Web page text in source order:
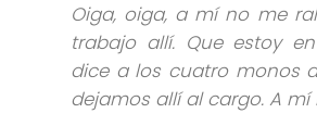
Oiga, oiga, a mí no me
trabajo allí. Que estoy
dice a los cuatro monos
dejamos allí al cargo. A